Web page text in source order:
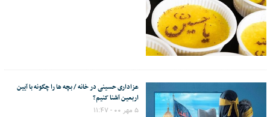
عزاداری حسینی در خانه / بچه ها را چگونه با آیین
اربعین آشنا کنیم؟
۵ مهر ۰۰ - ۱۱:۴۷